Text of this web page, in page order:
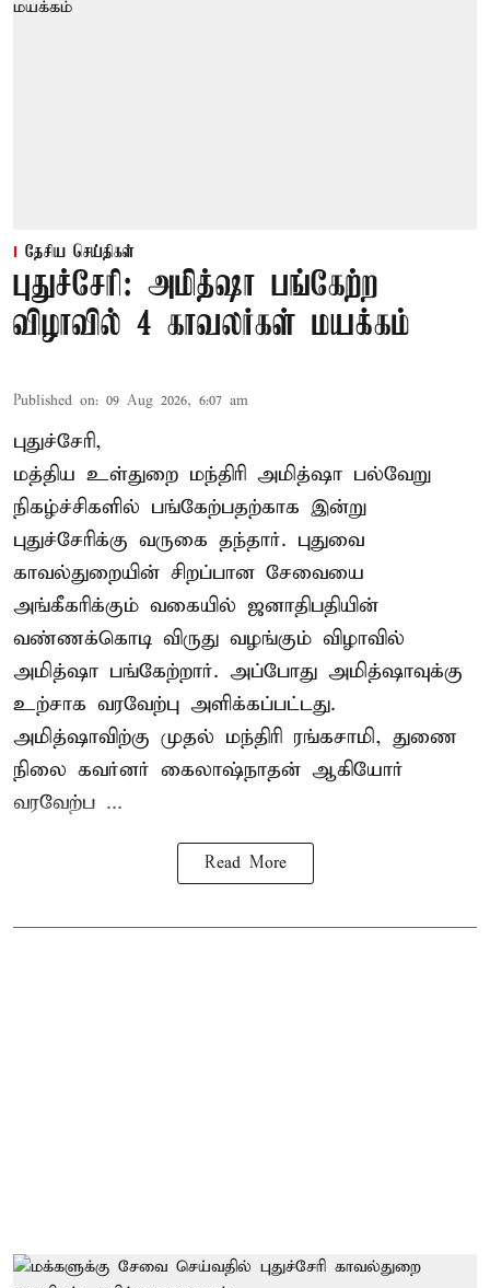
தேசிய செய்திகள்
புதுச்சேரி: அமித்ஷா பங்கேற்ற
விழாவில் 4 காவலர்கள் மயக்கம்
Published on: 09 Aug 2026, 6:07 am
புதுச்சேரி,
மத்திய உள்துறை மந்திரி அமித்ஷா பல்வேறு
நிகழ்ச்சிகளில் பங்கேற்பதற்காக இன்று
புதுச்சேரிக்கு வருகை தந்தார். புதுவை
காவல்துறையின் சிறப்பான சேவையை
அங்கீகரிக்கும் வகையில் ஜனாதிபதியின்
வண்ணக்கொடி விருது வழங்கும் விழாவில்
அமித்ஷா பங்கேற்றார். அப்போது அமித்ஷாவுக்கு
உற்சாக வரவேற்பு அளிக்கப்பட்டது.
அமித்ஷாவிற்கு முதல் மந்திரி ரங்கசாமி, துணை
நிலை கவர்னர் கைலாஷ்நாதன் ஆகியோர்
வரவேற்ப ...
Read More